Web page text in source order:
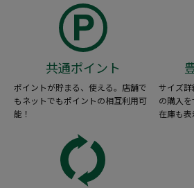
共通ポイント
ポイントが貯まる、使える。店舗で
もネットでもポイントの相互利用可
能！
サイズ
の購入
在庫も表